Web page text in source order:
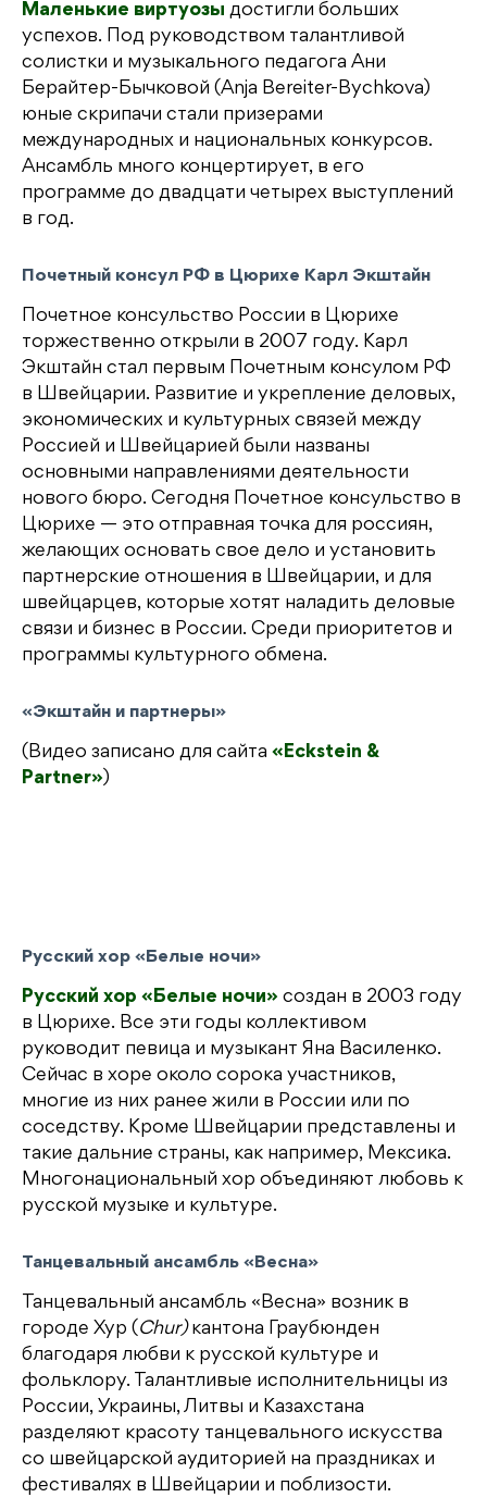
Маленькие виртуозы достигли больших
успехов. Под руководством талантливой
солистки и музыкального педагога Ани
Берайтер-Бычковой (Anja Bereiter-Bychkova)
юные скрипачи стали призерами
международных и национальных конкурсов.
Ансамбль много концертирует, в его
программе до двадцати четырех выступлений
в год.
Почетный консул РФ в Цюрихе Карл Экштайн
Почетное консульство России в Цюрихе
торжественно открыли в 2007 году. Карл
Экштайн стал первым Почетным консулом РФ
в Швейцарии. Развитие и укрепление деловых,
экономических и культурных связей между
Россией и Швейцарией были названы
основными направлениями деятельности
нового бюро. Сегодня Почетное консульство в
Цюрихе — это отправная точка для россиян,
желающих основать свое дело и установить
партнерские отношения в Швейцарии, и для
швейцарцев, которые хотят наладить деловые
связи и бизнес в России. Среди приоритетов и
программы культурного обмена.
«Экштайн и партнеры»
(Видео записано для сайта «Eckstein &
Partner»)
Русский хор «Белые ночи»
Русский хор «Белые ночи» создан в 2003 году
в Цюрихе. Все эти годы коллективом
руководит певица и музыкант Яна Василенко.
Сейчас в хоре около сорока участников,
многие из них ранее жили в России или по
соседству. Кроме Швейцарии представлены и
такие дальние страны, как например, Мексика.
Многонациональный хор объединяют любовь к
русской музыке и культуре.
Танцевальный ансамбль «Весна»
Танцевальный ансамбль «Весна» возник в
городе Хур ( Chur)кантона Граубюнден
благодаря любви к русской культуре и
фольклору. Талантливые исполнительницы из
России, Украины, Литвы и Казахстана
разделяют красоту танцевального искусства
со швейцарской аудиторией на праздниках и
фестивалях в Швейцарии и поблизости.